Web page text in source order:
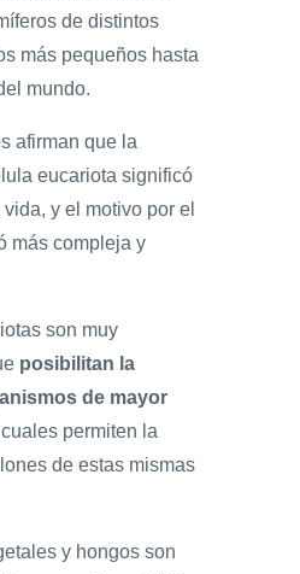
de distintos
más pequeños hasta
mundo.
afirman que la
eucariota significó
y el motivo por el
más compleja y
son muy
posibilitan la
de mayor
permiten la
de estas mismas
y hongos son